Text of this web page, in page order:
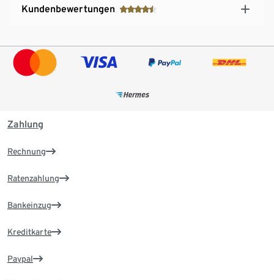
Kundenbewertungen
Zahlung
Rechnung
Ratenzahlung
Bankeinzug
Kreditkarte
Paypal